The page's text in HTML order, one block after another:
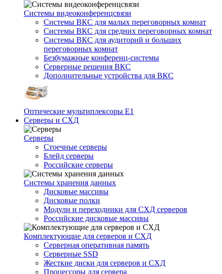
Системы видеоконференцсвязи
Системы ВКС для малых переговорных комнат
Системы ВКС для средних переговорных комнат
Системы ВКС для аудиторий и больших
переговорных комнат
Безбумажные конференц-системы
Серверные решения ВКС
Дополнительные устройства для ВКС
Оптические мультиплексоры Е1
Серверы и СХД
Серверы
Стоечные серверы
Блейд серверы
Российские серверы
Системы хранения данных
Дисковые массивы
Дисковые полки
Модули и переходники для СХД серверов
Российские дисковые массивы
Комплектующие для серверов и СХД
Серверная оперативная память
Серверные SSD
Жесткие диски для серверов и СХД
Процессоры для сервера